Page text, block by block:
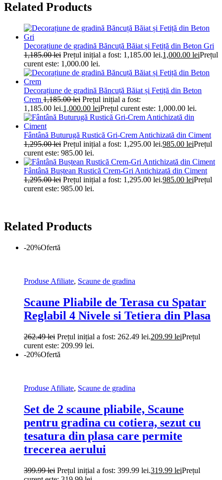
Related Products
Decorațiune de gradină Băncuță Băiat și Fetiță din Beton Gri
1,185.00lei Prețul inițial a fost: 1,185.00 lei.1,000.00 leiPrețul
curent este: 1,000.00 lei.
Decorațiune de gradină Băncuță Băiat și Fetiță din Beton
Crem 1,185.00lei Prețul inițial a fost:
1,185.00 lei.1,000.00 leiPrețul curent este: 1,000.00 lei.
Fântână Buturugă Rustică Gri-Crem Antichizată din Ciment
1,295.00lei Prețul inițial a fost: 1,295.00 lei.985.00 leiPrețul
curent este: 985.00 lei.
Fântână Buștean Rustică Crem-Gri Antichizată din Ciment
1,295.00lei Prețul inițial a fost: 1,295.00 lei.985.00 leiPrețul
curent este: 985.00 lei.
Related Products
-20%Ofertă
Produse Afiliate, Scaune de gradina
Scaune Pliabile de Terasa cu Spatar
Reglabil 4 Nivele si Tetiera din Plasa
262.49lei Prețul inițial a fost: 262.49 lei.209.99 leiPrețul
curent este: 209.99 lei.
-20%Ofertă
Produse Afiliate, Scaune de gradina
Set de 2 scaune pliabile, Scaune
pentru gradina cu cotiera, sezut cu
tesatura din plasa care permite
trecerea aerului
399.99lei Prețul inițial a fost: 399.99 lei.319.99 leiPrețul